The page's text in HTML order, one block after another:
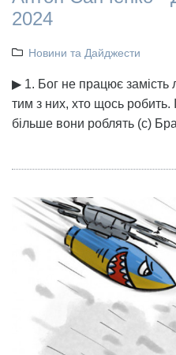
2024
Новини та Дайджести
▶ 1. Бог не працює замість
тим з них, хто щось
більше вони роблять (с)